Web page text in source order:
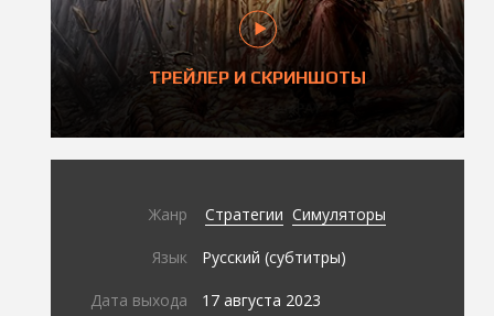
ТРЕЙЛЕР И СКРИНШОТЫ
Жанр Стратегии Симуляторы
Язык Русский (субтитры)
Дата выхода 17 августа 2023